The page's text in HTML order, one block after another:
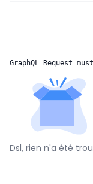
GraphQL Request
Dsl, rien n'a été